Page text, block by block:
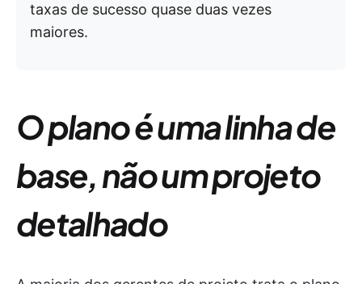
taxas de sucesso quase duas vezes
maiores.
O plano é uma linha de
base, não um projeto
detalhado